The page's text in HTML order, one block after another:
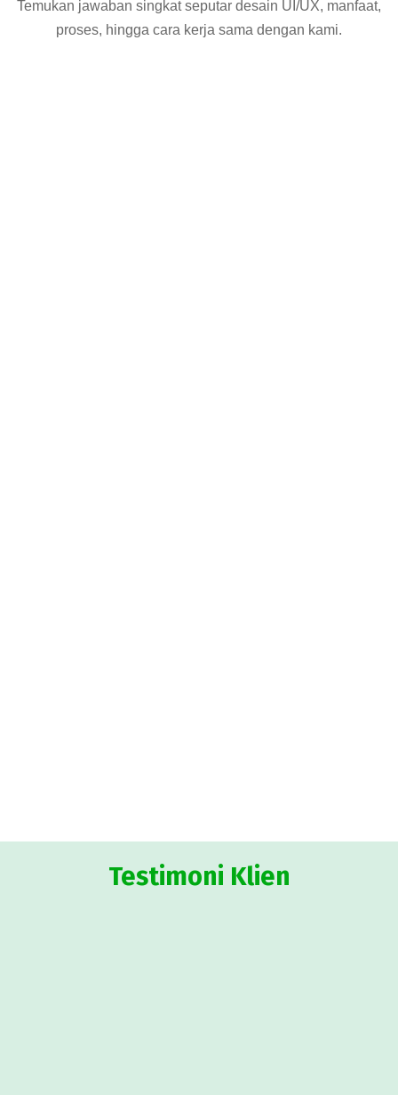
Temukan jawaban singkat seputar desain UI/UX, manfaat,
proses, hingga cara kerja sama dengan kami.
Testimoni Klien